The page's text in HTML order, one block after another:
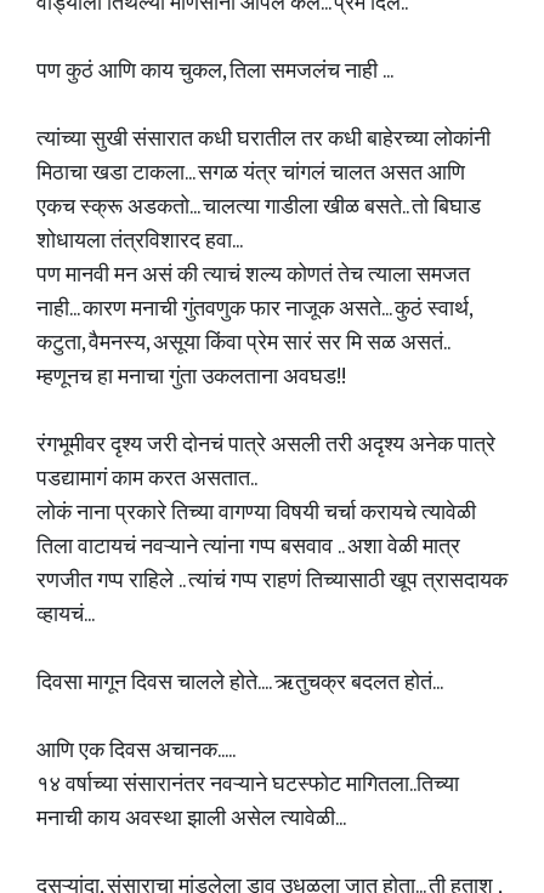
पण कुठं आणि काय चुकल, तिला समजलंच नाही ...
त्यांच्या सुखी संसारात कधी घरातील तर कधी बाहेरच्या लोकांनी
मिठाचा खडा टाकला... सगळ यंत्र चांगलं चालत असत आणि
एकच स्क्रू अडकतो... चालत्या गाडीला खीळ बसते.. तो बिघाड
शोधायला तंत्रविशारद हवा...
पण मानवी मन असं की त्याचं शल्य कोणतं तेच त्याला समजत
नाही... कारण मनाची गुंतवणुक फार नाजूक असते... कुठं स्वार्थ,
कटुता, वैमनस्य, असूया किंवा प्रेम सारं सर मि सळ असतं..
म्हणूनच हा मनाचा गुंता उकलताना अवघड!!
रंगभूमीवर दृश्य जरी दोनचं पात्रे असली तरी अदृश्य अनेक पात्रे
पडद्यामागं काम करत असतात..
लोकं नाना प्रकारे तिच्या वागण्या विषयी चर्चा करायचे त्यावेळी
तिला वाटायचं नवऱ्याने त्यांना गप्प बसवाव .. अशा वेळी मात्र
रणजीत गप्प राहिले .. त्यांचं गप्प राहणं तिच्यासाठी खूप त्रासदायक
व्हायचं...
दिवसा मागून दिवस चालले होते.... ऋतुचक्र बदलत होतं...
आणि एक दिवस अचानक.....
१४ वर्षाच्या संसारानंतर नवऱ्याने घटस्फोट मागितला..तिच्या
मनाची काय अवस्था झाली असेल त्यावेळी...